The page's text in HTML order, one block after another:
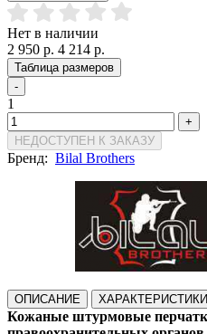
Нет в наличии
2 950 р. 4 214 р.
Таблица размеров
-
1
+
НЕДОСТУПЕН К ЗАКАЗУ
Бренд: Bilal Brothers
ОПИСАНИЕ ХАРАКТЕРИСТИКИ
Кожаные штурмовые